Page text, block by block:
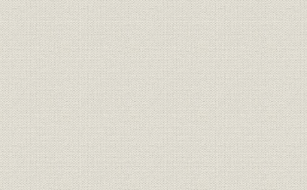
試験放送を開始
連続徹夜で本放送へ
前夜祭もうわの空
開局第一声
初日から事故続出
2. “報道のABC”目指して
失敗に学びながら